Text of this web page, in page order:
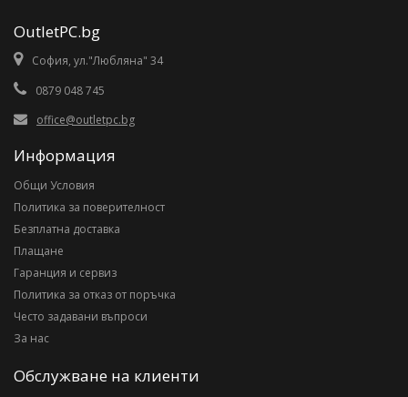
OutletPC.bg
София, ул."Любляна" 34
0879 048 745
office@outletpc.bg
Информация
Общи Условия
Политика за поверителност
Безплатна доставка
Плащане
Гаранция и сервиз
Политика за отказ от поръчка
Често задавани въпроси
За нас
Обслужване на клиенти